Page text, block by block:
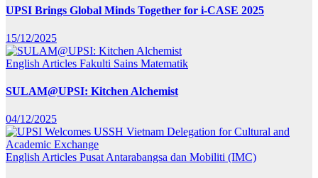
UPSI Brings Global Minds Together for i-CASE 2025
15/12/2025
English Articles Fakulti Sains Matematik
SULAM@UPSI: Kitchen Alchemist
04/12/2025
English Articles Pusat Antarabangsa dan Mobiliti (IMC)